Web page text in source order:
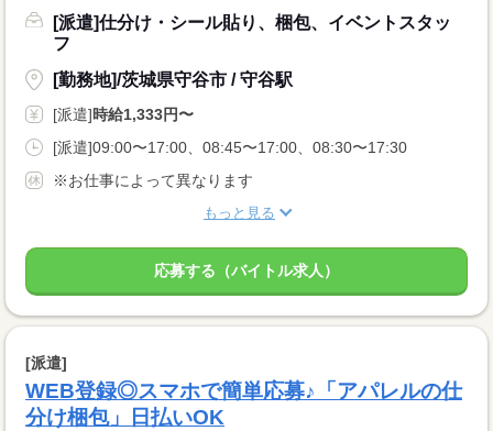
[派遣]仕分け・シール貼り、梱包、イベントスタッ
フ
[勤務地]/茨城県守谷市 / 守谷駅
[派遣]時給1,333円〜
[派遣]09:00〜17:00、08:45〜17:00、08:30〜17:30
※お仕事によって異なります
もっと見る
応募する（バイトル求人）
[派遣]
WEB登録◎スマホで簡単応募♪「アパレルの仕
分け梱包」日払いOK